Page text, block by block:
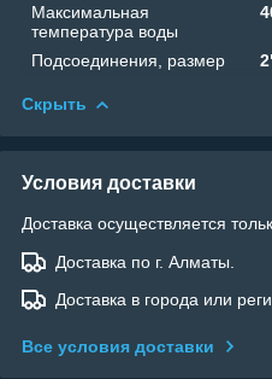
Максимальная
температура воды
Подсоединения, размер
Скрыть
Условия доставки
Доставка осуществляется
Доставка по г. Алматы.
Доставка в города или
Все условия доставки